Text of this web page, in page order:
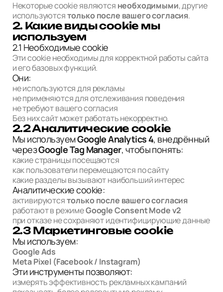
Некоторые cookie являются необходимыми, другие
используютсятолько после вашего согласия.
2. Какие виды cookie мы
используем
2.1 Необходимые cookie
Эти cookie необходимы для корректной работы сайта
и его базовых функций.
Они:
не используются для рекламы
не применяются для отслеживания поведения
не требуют вашего согласия
Без них сайт может работать некорректно.
2.2 Аналитические cookie
Мы используемGoogle Analytics 4, внедрённый
черезGoogle Tag Manager, чтобы понять:
какие страницы посещаются
как пользователи перемещаются по сайту
какие разделы вызывают наибольший интерес
Аналитические cookie:
активируютсятолько после вашего согласия
работают в режимеGoogle Consent Mode v2
при отказе не сохраняют идентифицирующие данные
2.3 Маркетинговые cookie
Мы используем:
Google Ads
Meta Pixel (Facebook / Instagram)
Эти инструменты позволяют:
измерять эффективность рекламных кампаний